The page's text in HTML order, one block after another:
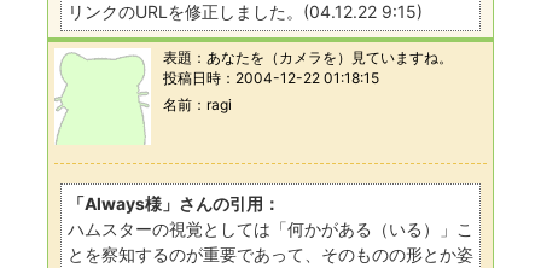
リンクのURLを修正しました。(04.12.22 9:15)
表題： あなたを（カメラを）見ていますね。
投稿日時： 2004-12-22 01:18:15
名前
ragi
「Always様」さんの引用：
ハムスターの視覚としては「何かがある（いる）」こ
とを察知するのが重要であって、そのものの形とか姿